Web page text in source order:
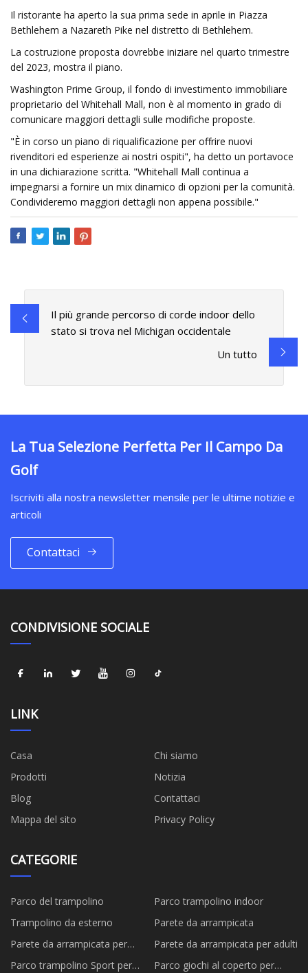
Il ristorante ha aperto la sua prima sede in aprile in Piazza
Bethlehem a Nazareth Pike nel distretto di Bethlehem.
La costruzione proposta dovrebbe iniziare nel quarto trimestre
del 2023, mostra il piano.
Washington Prime Group, il fondo di investimento immobiliare
proprietario del Whitehall Mall, non è al momento in grado di
comunicare maggiori dettagli sulle modifiche proposte.
"È in corso un piano di riqualificazione per offrire nuovi
rivenditori ed esperienze ai nostri ospiti", ha detto un portavoce
in una dichiarazione scritta. "Whitehall Mall continua a
impegnarsi a fornire un mix dinamico di opzioni per la comunità.
Condivideremo maggiori dettagli non appena possibile."
Il più grande percorso di corde indoor dello
stato si trova nel Michigan occidentale
Un tutto
La Tua Selezione Perfetta Per Il Campo Da
Golf
Iscriviti alla nostra newsletter mensile per le ultime notizie e
articoli
Contattaci
CONDIVISIONE SOCIALE
LINK
Casa
Chi siamo
Prodotti
Notizia
Blog
Contattaci
Mappa del sito
Privacy Policy
CATEGORIE
Parco del trampolino
Parco trampolino indoor
Trampolino da esterno
Parete da arrampicata
Parete da arrampicata per
bambini
Parete da arrampicata per adulti
Parco trampolino Sport per
Parco giochi al coperto per